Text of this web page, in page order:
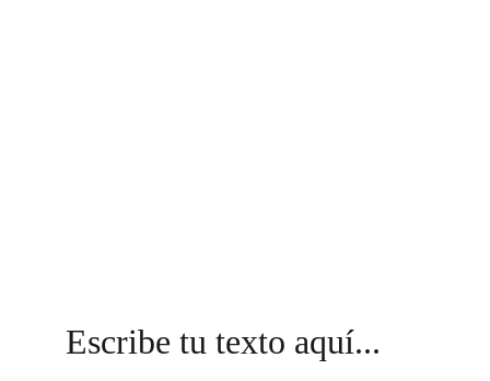
Escribe tu texto aquí...